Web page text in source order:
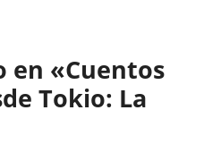
en «Cuentos
Tokio: La